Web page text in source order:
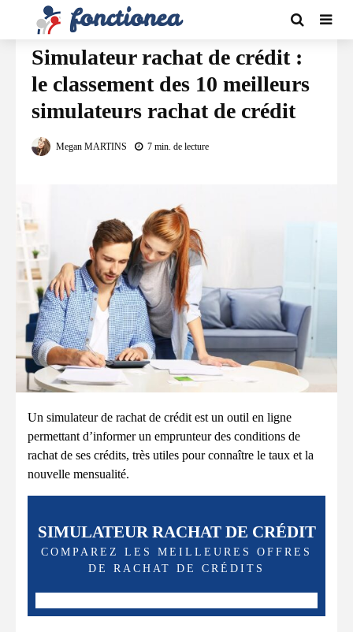
FINANCEMENT
Simulateur rachat de crédit :
le classement des 10 meilleurs
simulateurs rachat de crédit
Megan MARTINS 7 min. de lecture
Un simulateur de rachat de crédit est un outil en ligne
permettant d’informer un emprunteur des conditions de
rachat de ses crédits, très utiles pour connaître le taux et la
nouvelle mensualité.
SIMULATEUR RACHAT DE CRÉDIT
COMPAREZ LES MEILLEURES OFFRES
DE RACHAT DE CRÉDITS